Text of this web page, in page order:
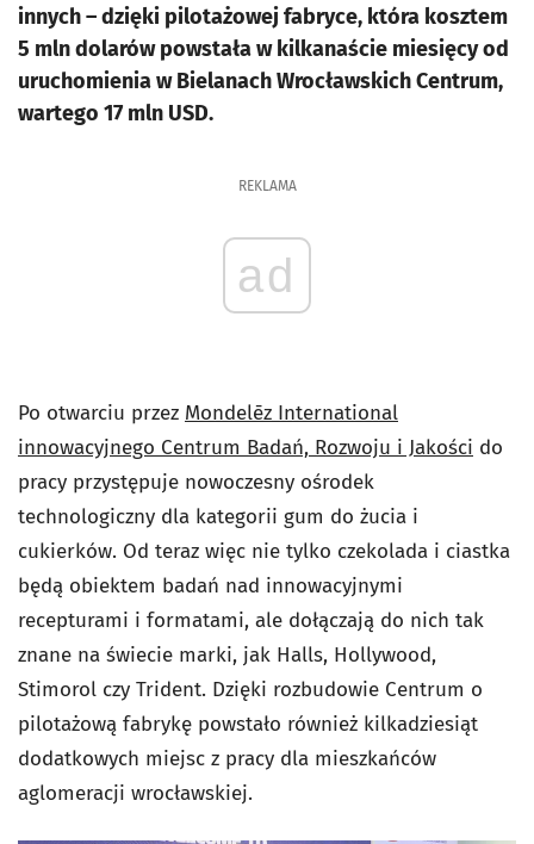
innych – dzięki pilotażowej fabryce, która kosztem
5 mln dolarów powstała w kilkanaście miesięcy od
uruchomienia w Bielanach Wrocławskich Centrum,
wartego 17 mln USD.
REKLAMA
ad
Po otwarciu przez Mondelēz International
innowacyjnego Centrum Badań, Rozwoju i Jakości do
pracy przystępuje nowoczesny ośrodek
technologiczny dla kategorii gum do żucia i
cukierków. Od teraz więc nie tylko czekolada i ciastka
będą obiektem badań nad innowacyjnymi
recepturami i formatami, ale dołączają do nich tak
znane na świecie marki, jak Halls, Hollywood,
Stimorol czy Trident. Dzięki rozbudowie Centrum o
pilotażową fabrykę powstało również kilkadziesiąt
dodatkowych miejsc z pracy dla mieszkańców
aglomeracji wrocławskiej.